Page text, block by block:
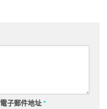
電子郵件地址*